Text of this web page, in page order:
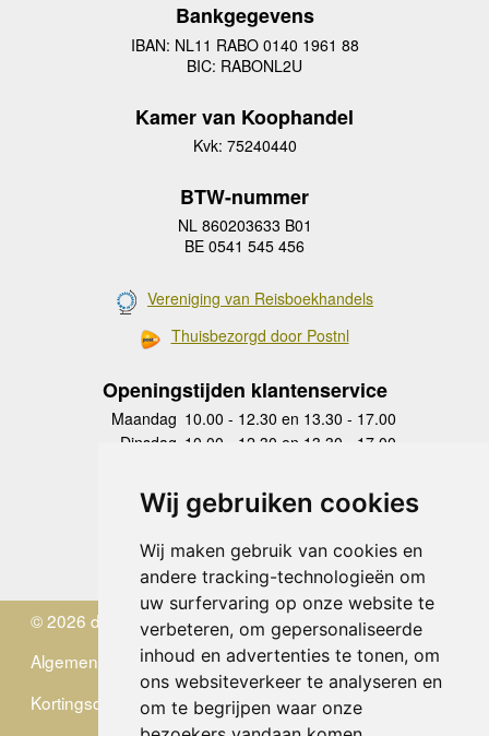
Wij gebruiken cookies
Wij maken gebruik van cookies en
andere tracking-technologieën om
uw surfervaring op onze website te
verbeteren, om gepersonaliseerde
inhoud en advertenties te tonen, om
ons websiteverkeer te analyseren en
om te begrijpen waar onze
Bankgegevens
IBAN: NL11 RABO 0140 1961 88
BIC: RABONL2U
Kamer van Koophandel
Kvk: 75240440
BTW-nummer
NL 860203633 B01
BE 0541 545 456
Vereniging van Reisboekhandels
Thuisbezorgd door Postnl
Openingstijden klantenservice
Maandag 10.00 - 12.30 en 13.30 - 17.00
Dinsdag 10.00 - 12.30 en 13.30 - 17.00
Donderdag
10.00 - 12.30 en 13.30 - 17.00
Vrijdag 10.00 - 12.30 en 13.30 - 17.00
Zaterdag
gesloten
Zondag gesloten
© 2026 de Zwerver
Algemene Voorwaarden
Kortingscode